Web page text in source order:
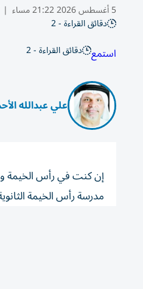
5 أغسطس 2026 21:22 مساء |
دقائق القراءة - 2
استمع دقائق القراءة - 2
علي عبدالله
إن كنت في رأس الخيمة
مدرسة رأس الخيمة